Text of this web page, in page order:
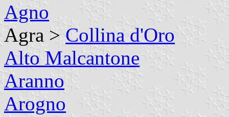
Agno
Agra > Collina d'Oro
Alto Malcantone
Aranno
Arogno